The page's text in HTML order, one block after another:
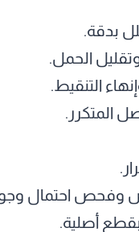
بدقة.
الحمل.
التنقيط.
المتكرر.
أصلية.